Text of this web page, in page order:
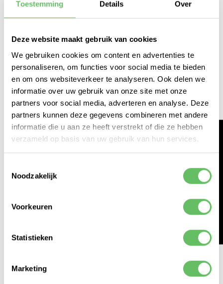
Toestemming Details Over
Deze website maakt gebruik van cookies
We gebruiken cookies om content en advertenties te
personaliseren, om functies voor social media te bieden
en om ons websiteverkeer te analyseren. Ook delen we
informatie over uw gebruik van onze site met onze
partners voor social media, adverteren en analyse. Deze
partners kunnen deze gegevens combineren met andere
informatie die u aan ze heeft verstrekt of die ze hebben
verzameld op basis van uw gebruik van hun services.
Noodzakelijk
Voorkeuren
Statistieken
Marketing
HACKATHON 2026
VRIJDAG 22 AUGUSTUS 2025
MODEL UITGELICHT - GEMMA 3N
270M
Google heeft een nieuw Gemma-model
uitgebracht, het kleinste model tot nu toe. Maar
vorige modellen. Lees meer erover in dit artikel.
LEES ARTIKEL >